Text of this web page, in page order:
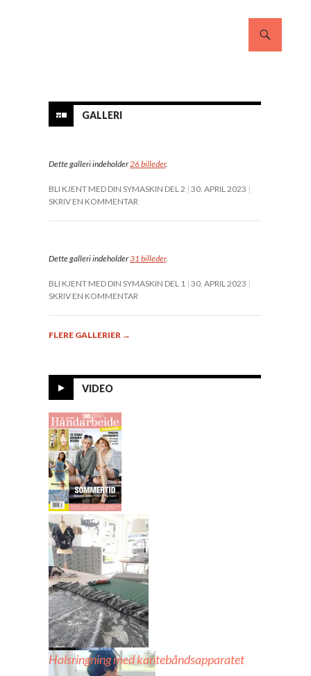
GALLERI
Dette galleri indeholder26 billeder.
BLI KJENT MED DIN SYMASKIN DEL 2 30. APRIL 2023
SKRIV EN KOMMENTAR
Dette galleri indeholder31 billeder.
BLI KJENT MED DIN SYMASKIN DEL 1
30. APRIL 2023
SKRIV EN KOMMENTAR
FLERE GALLERIER →
VIDEO
Alt om
Håndarbeide 7-
2014
Mønster til
sommerkjole
For å gjøre det enkelt
pleier jeg å sy sammen
Halsringning med kantebåndsapparatet